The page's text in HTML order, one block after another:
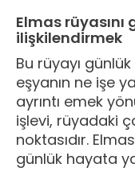
Elmas
ilişkilendirmek
Bu rüyayı
eşyanın ne işe
ayrıntı emek
işlevi, rüyadaki
noktasıdır.
günlük hayata